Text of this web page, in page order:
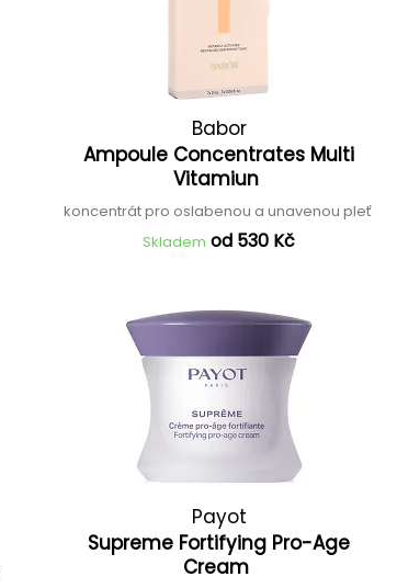
Babor
Ampoule Concentrates Multi
Vitamiun
koncentrát pro oslabenou a unavenou pleť
Skladem od 530 Kč
Payot
Supreme Fortifying Pro-Age
Cream